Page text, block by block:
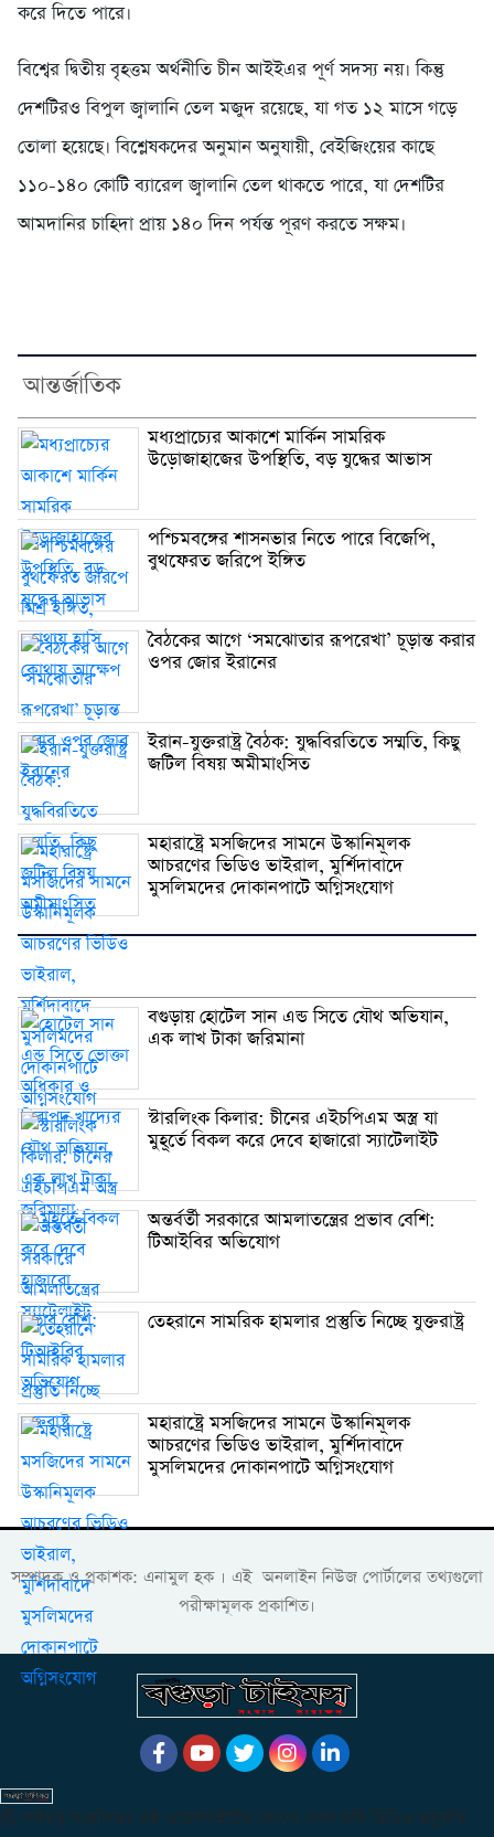
করে দিতে পারে।
বিশ্বের দ্বিতীয় বৃহত্তম অর্থনীতি চীন আইইএর পূর্ণ সদস্য নয়। কিন্তু
দেশটিরও বিপুল জ্বালানি তেল মজুদ রয়েছে, যা গত ১২ মাসে গড়ে
তোলা হয়েছে। বিশ্লেষকদের অনুমান অনুযায়ী, বেইজিংয়ের কাছে
১১০-১৪০ কোটি ব্যারেল জ্বালানি তেল থাকতে পারে, যা দেশটির
আমদানির চাহিদা প্রায় ১৪০ দিন পর্যন্ত পূরণ করতে সক্ষম।
আন্তর্জাতিক
মধ্যপ্রাচ্যের আকাশে মার্কিন সামরিক
উড়োজাহাজের উপস্থিতি, বড় যুদ্ধের আভাস
পশ্চিমবঙ্গের শাসনভার নিতে পারে বিজেপি,
বুথফেরত জরিপে ইঙ্গিত
বৈঠকের আগে ‘সমঝোতার রূপরেখা’ চূড়ান্ত করার
ওপর জোর ইরানের
ইরান-যুক্তরাষ্ট্র বৈঠক: যুদ্ধবিরতিতে সম্মতি, কিছু
জটিল বিষয় অমীমাংসিত
মহারাষ্ট্রে মসজিদের সামনে উস্কানিমূলক
আচরণের ভিডিও ভাইরাল, মুর্শিদাবাদে
মুসলিমদের দোকানপাটে অগ্নিসংযোগ
বগুড়ায় হোটেল সান এন্ড সিতে যৌথ অভিযান,
এক লাখ টাকা জরিমানা
স্টারলিংক কিলার: চীনের এইচপিএম অস্ত্র যা
মুহূর্তে বিকল করে দেবে হাজারো স্যাটেলাইট
অন্তর্বর্তী সরকারে আমলাতন্ত্রের প্রভাব বেশি:
টিআইবির অভিযোগ
তেহরানে সামরিক হামলার প্রস্তুতি নিচ্ছে যুক্তরাষ্ট্র
মহারাষ্ট্রে মসজিদের সামনে উস্কানিমূলক
আচরণের ভিডিও ভাইরাল, মুর্শিদাবাদে
মুসলিমদের দোকানপাটে অগ্নিসংযোগ
সম্পাদক ও প্রকাশক: এনামুল হক । এই অনলাইন নিউজ পোর্টালের তথ্যগুলো
পরীক্ষামূলক প্রকাশিত।
© সর্বস্বত্ব সংরক্ষিতঃ এই ওয়েবসাইটের কোনো লেখা ছবি ভিডিও অনুমতি